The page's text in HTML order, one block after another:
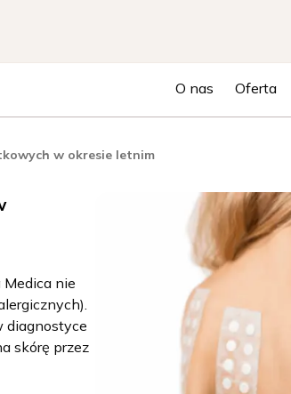
O nas Oferta
w okresie letnim
nie
diagnostyce
skórę przez